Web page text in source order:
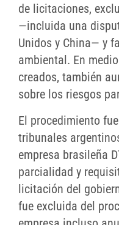
de licitaciones,
—incluida una
Unidos y China— y
ambiental. En
creados, también
sobre los riesgos
El procedimiento
tribunales
empresa brasileña
parcialidad y
licitación del
fue excluida del